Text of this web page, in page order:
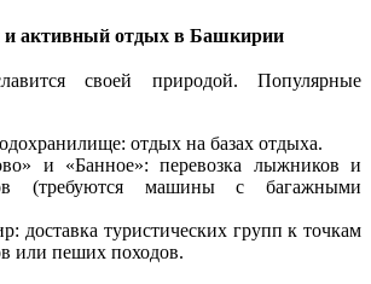
и активный отдых в Башкирии
своей природой. Популярные
отдых на базах отдыха.
и «Банное»: перевозка лыжников и
(требуются машины с багажными
доставка туристических групп к точкам
или пеших походов.